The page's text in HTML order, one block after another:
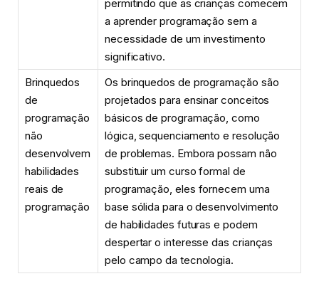
permitindo que as crianças comecem
a aprender programação sem a
necessidade de um investimento
significativo.
Brinquedos
de
programação
não
desenvolvem
habilidades
reais de
programação
Os brinquedos de programação são
projetados para ensinar conceitos
básicos de programação, como
lógica, sequenciamento e resolução
de problemas. Embora possam não
substituir um curso formal de
programação, eles fornecem uma
base sólida para o desenvolvimento
de habilidades futuras e podem
despertar o interesse das crianças
pelo campo da tecnologia.